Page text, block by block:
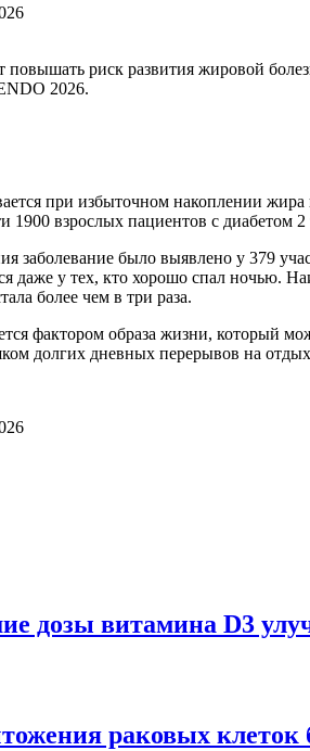
риск развития жировой
2026.
при избыточном накоплении
1900 взрослых пациентов с
заболевание было выявлено у 379
даже у тех, кто хорошо спал ночью.
более чем в три раза.
фактором образа жизни, который
долгих дневных перерывов на
дозы витамина D3
раковых клеток